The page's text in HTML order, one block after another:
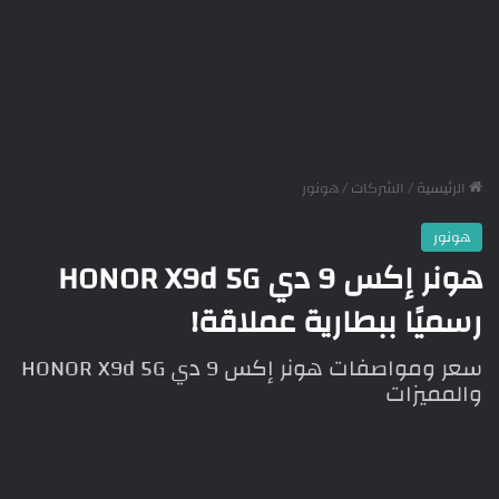
الرئيسية/ الشركات/هونور
هونور
هونر إكس 9 دي HONOR X9d 5G
رسميًا ببطارية عملاقة!
سعر ومواصفات هونر إكس 9 دي HONOR X9d 5G
والمميزات